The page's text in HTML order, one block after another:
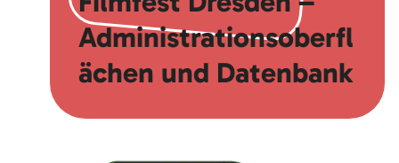
Administrationsoberfl
ächen und Datenbank